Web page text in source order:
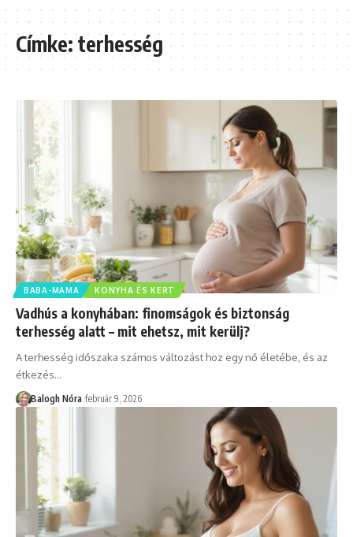
Címke:terhesség
BABA-MAMA KONYHA ÉS KERT
Vadhús a konyhában: finomságok és biztonság
terhesség alatt – mit ehetsz, mit kerülj?
A terhesség időszaka számos változást hoz egy nő életébe, és az
étkezés…
Balogh Nóra február 9, 2026